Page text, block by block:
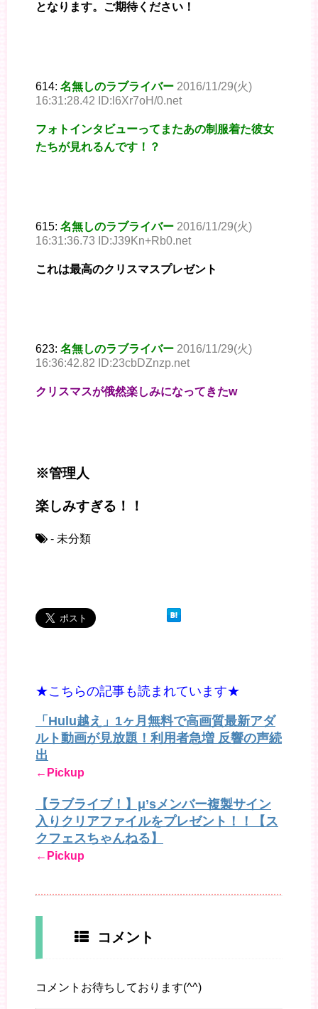
となります。ご期待ください！
614: 名無しのラブライバー 2016/11/29(火)
16:31:28.42 ID:l6Xr7oH/0.net
フォトインタビューってまたあの制服着た彼女
たちが見れるんです！？
615: 名無しのラブライバー 2016/11/29(火)
16:31:36.73 ID:J39Kn+Rb0.net
これは最高のクリスマスプレゼント
623: 名無しのラブライバー 2016/11/29(火)
16:36:42.82 ID:23cbDZnzp.net
クリスマスが俄然楽しみになってきたw
※管理人
楽しみすぎる！！
- 未分類
★こちらの記事も読まれています★
「Hulu越え」1ヶ月無料で高画質最新アダ
ルト動画が見放題！利用者急増 反響の声続
出
←Pickup
【ラブライブ！】μ’sメンバー複製サイン
入りクリアファイルをプレゼント！！【ス
クフェスちゃんねる】
←Pickup
コメント
コメントお待ちしております(^^)